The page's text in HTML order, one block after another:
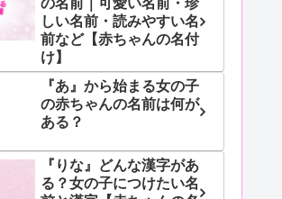
の名前｜可愛い名前・珍
しい名前・読みやすい名
前など【赤ちゃんの名付
け】
『あ』から始まる女の子
の赤ちゃんの名前は何が
ある？
『りな』どんな漢字があ
る？女の子につけたい名